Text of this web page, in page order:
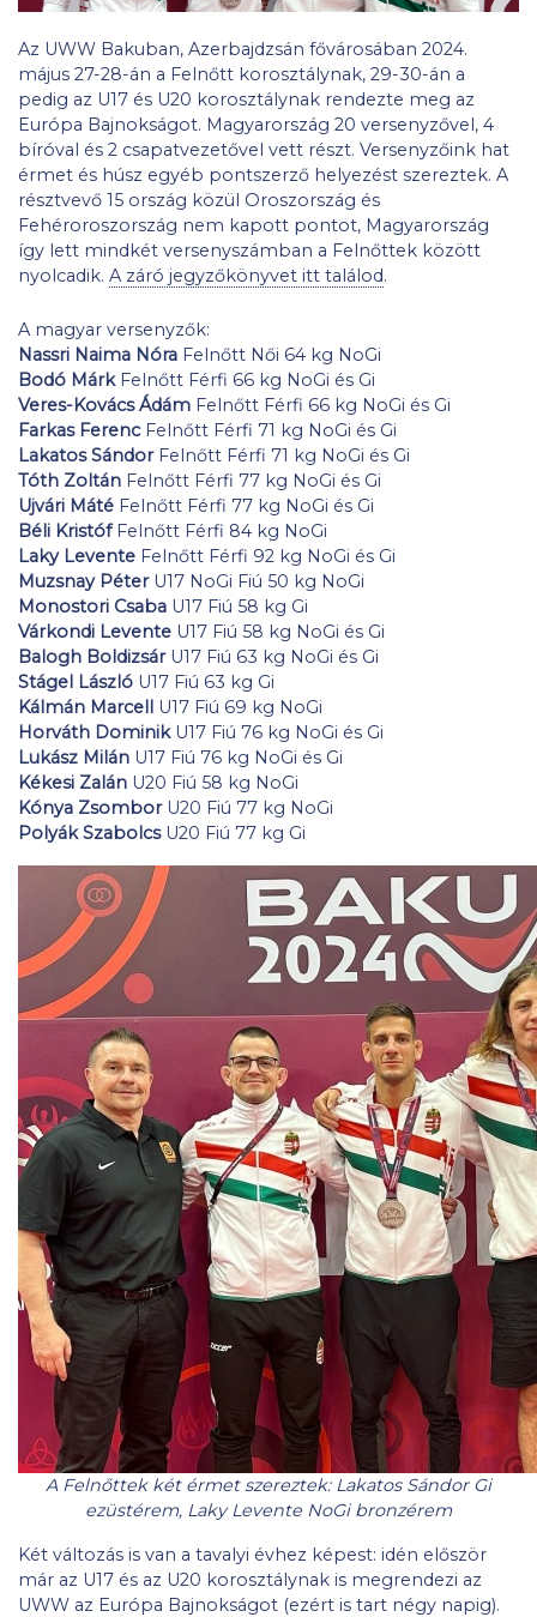
Az UWW Bakuban, Azerbajdzsán fővárosában 2024.
május 27-28-án a Felnőtt korosztálynak, 29-30-án a
pedig az U17 és U20 korosztálynak rendezte meg az
Európa Bajnokságot. Magyarország 20 versenyzővel, 4
bíróval és 2 csapatvezetővel vett részt. Versenyzőink hat
érmet és húsz egyéb pontszerző helyezést szereztek. A
résztvevő 15 ország közül Oroszország és
Fehéroroszország nem kapott pontot, Magyarország
így lett mindkét versenyszámban a Felnőttek között
nyolcadik. A záró jegyzőkönyvet itt találod.
A magyar versenyzők:
Nassri Naima Nóra Felnőtt Női 64 kg NoGi
Bodó MárkFelnőtt Férfi 66 kg NoGi és Gi
Veres-Kovács Ádám Felnőtt Férfi 66 kg NoGi és Gi
Farkas FerencFelnőtt Férfi 71 kg NoGi és Gi
Lakatos SándorFelnőtt Férfi 71 kg NoGi és Gi
Tóth Zoltán Felnőtt Férfi 77 kg NoGi és Gi
Ujvári Máté Felnőtt Férfi 77 kg NoGi és Gi
Béli KristófFelnőtt Férfi 84 kg NoGi
Laky Levente Felnőtt Férfi 92 kg NoGi és Gi
Muzsnay PéterU17 NoGi Fiú 50 kg NoGi
Monostori Csaba U17 Fiú 58 kg Gi
Várkondi Levente U17 Fiú 58 kg NoGi és Gi
Balogh BoldizsárU17 Fiú 63 kg NoGi és Gi
Stágel László U17 Fiú 63 kg Gi
Kálmán Marcell U17 Fiú 69 kg NoGi
Horváth DominikU17 Fiú 76 kg NoGi és Gi
Lukász Milán U17 Fiú 76 kg NoGi és Gi
Kékesi Zalán U20 Fiú 58 kg NoGi
Kónya ZsomborU20 Fiú 77 kg NoGi
Polyák SzabolcsU20 Fiú 77 kg Gi
A Felnőttek két érmet szereztek: Lakatos Sándor Gi
ezüstérem, Laky Levente NoGi bronzérem
Két változás is van a tavalyi évhez képest: idén először
már az U17 és az U20 korosztálynak is megrendezi az
UWW az Európa Bajnokságot (ezért is tart négy napig).